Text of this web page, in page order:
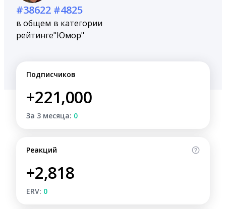
#38622
в общем
рейтинге
#4825
в категории
"Юмор"
Подписчиков
+221,000
За 3 месяца: 0
Реакций
+2,818
ERV: 0